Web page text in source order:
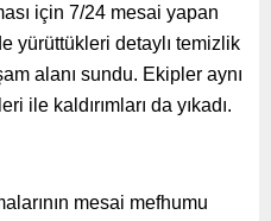
için 7/24 mesai yapan
yürüttükleri detaylı temizlik
alanı sundu. Ekipler aynı
ile kaldırımları da yıkadı.
mesai mefhumu